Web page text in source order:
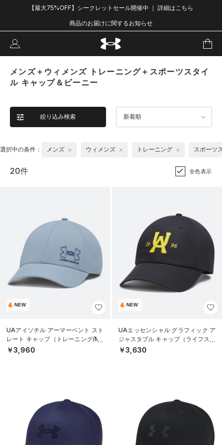
【最大75%OFF】シークレットセール開催中 ｜ 詳細はこちら
商品のお届けに関するお知らせ
メンズ＋ウィメンズ トレーニング＋スポーツスタイ
ル キャップ＆ビーニー
絞り込み検索 新着順
選択中の条件： メンズ ウィメンズ トレーニング スポーツ
20件 全色表示
NEW
UAアイソチル アーマーベント スト
レート キャップ（トレーニング/ME
N）
￥3,960
NEW
UAエッセンシャル グラフィック ア
ジャスタブル キャップ（ライフスタ
イル/UNISEX）
￥3,630